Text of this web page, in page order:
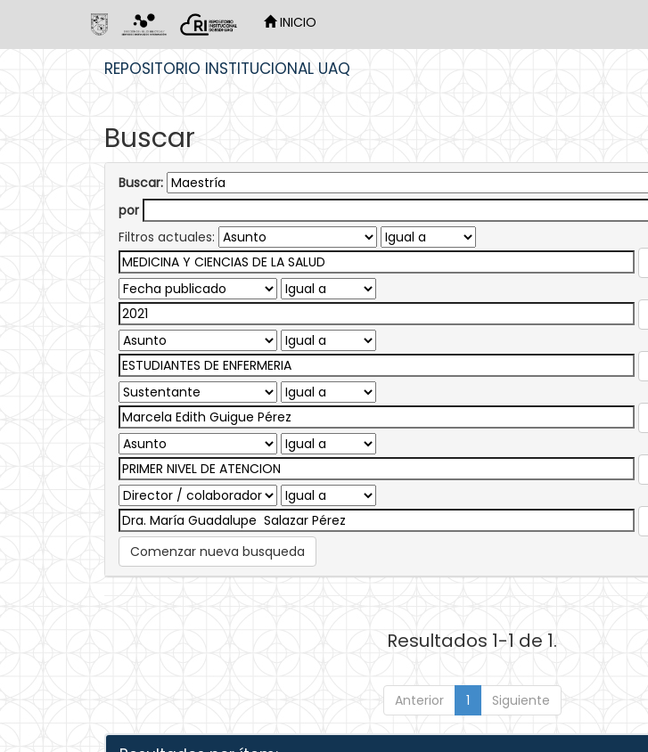
INICIO
REPOSITORIO INSTITUCIONAL UAQ
Buscar
Buscar:
por
Filtros actuales:
Comenzar nueva busqueda
Resultados 1-1 de 1.
Anterior 1 Siguiente